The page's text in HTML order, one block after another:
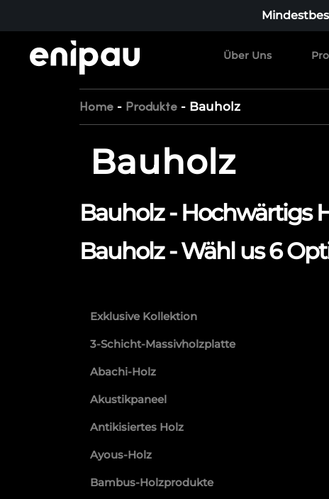
Über Uns
Home - Produkte - Bauholz
Bauholz
Bauholz - Hochwärtigs
Bauholz - Wähl us 6
Exklusive Kollektion
3-Schicht-Massivholzplatte
Abachi-Holz
Akustikpaneel
Antikisiertes Holz
Ayous-Holz
Bambus-Holzprodukte